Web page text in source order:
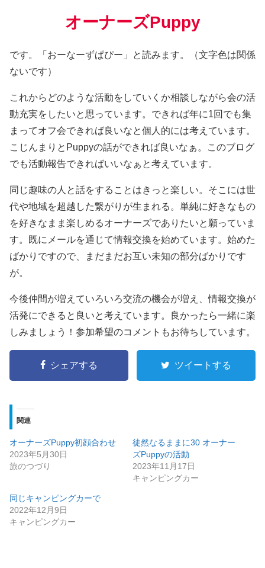
オーナーズPuppy
です。「おーなーずぱぴー」と読みます。（文字色は関係
ないです）
これからどのような活動をしていくか相談しながら会の活
動充実をしたいと思っています。できれば年に1回でも集
まってオフ会できれば良いなと個人的には考えています。
こじんまりとPuppyの話ができれば良いなぁ。このブログ
でも活動報告できればいいなぁと考えています。
同じ趣味の人と話をすることはきっと楽しい。そこには世
代や地域を超越した繋がりが生まれる。単純に好きなもの
を好きなまま楽しめるオーナーズでありたいと願っていま
す。既にメールを通じて情報交換を始めています。始めた
ばかりですので、まだまだお互い未知の部分ばかりです
が。
今後仲間が増えていろいろ交流の機会が増え、情報交換が
活発にできると良いと考えています。良かったら一緒に楽
しみましょう！参加希望のコメントもお待ちしています。
シェアする ツイートする
関連
オーナーズPuppy初顔合わせ
2023年5月30日
旅のつづり
徒然なるままに30 オーナー
ズPuppyの活動
2023年11月17日
キャンピングカー
同じキャンピングカーで
2022年12月9日
キャンピングカー